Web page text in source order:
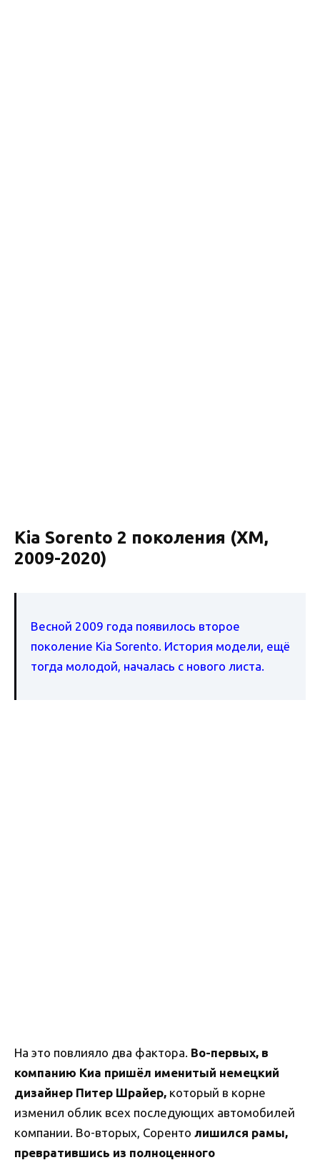
Kia Sorento 2 поколения (ХМ,
2009-2020)
Весной 2009 года появилось второе
поколение Kia Sorento. История модели, ещё
тогда молодой, началась с нового листа.
На это повлияло два фактора. Во-первых, в
компанию Киа пришёл именитый немецкий
дизайнер Питер Шрайер, который в корне
изменил облик всех последующих автомобилей
компании. Во-вторых, Соренто лишился рамы,
превратившись из полноценного